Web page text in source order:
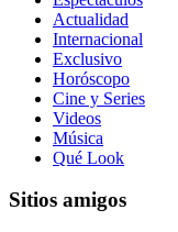
Actualidad
Internacional
Exclusivo
Horóscopo
Cine y Series
Videos
Música
Qué Look
Sitios amigos